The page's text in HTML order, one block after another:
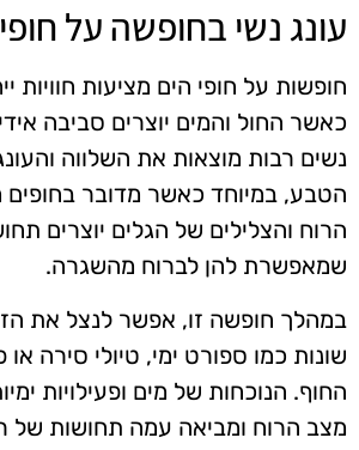
עונג נשי בחופשה על
חופשות על חופי הים מציעות חוויות
כאשר החול והמים יוצרים סביבה
נשים רבות מוצאות את השלווה
הטבע, במיוחד כאשר מדובר
הרוח והצלילים של הגלים יוצרים
שמאפשרת להן לברוח מהשגרה.
במהלך חופשה זו, אפשר לנצל את
שונות כמו ספורט ימי, טיולי סירה
החוף. הנוכחות של מים ופעילויות
מצב הרוח ומביאה עמה תחושות של